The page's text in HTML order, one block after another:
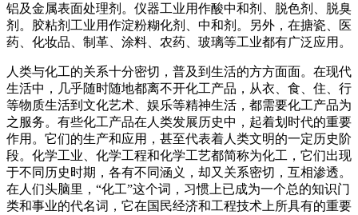
铝及金属表面处理剂。仪器工业用作酸中和剂、脱色剂、脱臭
剂。胶粘剂工业用作淀粉糊化剂、中和剂。另外，在搪瓷、医
药、化妆品、制革、涂料、农药、玻璃等工业都有广泛应用。
人类与化工的关系十分密切，普及到生活的方方面面。在现代
生活中，几乎随时随地都离不开化工产品，从衣、食、住、行
等物质生活到文化艺术、娱乐等精神生活，都需要化工产品为
之服务。有些化工产品在人类发展历史中，起着划时代的重要
作用。它们的生产和应用，甚至代表着人类文明的一定历史阶
段。化学工业、化学工程和化学工艺都简称为化工，它们出现
于不同历史时期，各有不同涵义，却又关系密切，互相渗透。
在人们头脑里，“化工”这个词，习惯上已成为一个总的知识门
类和事业的代名词，它在国民经济和工程技术上所具有的重要